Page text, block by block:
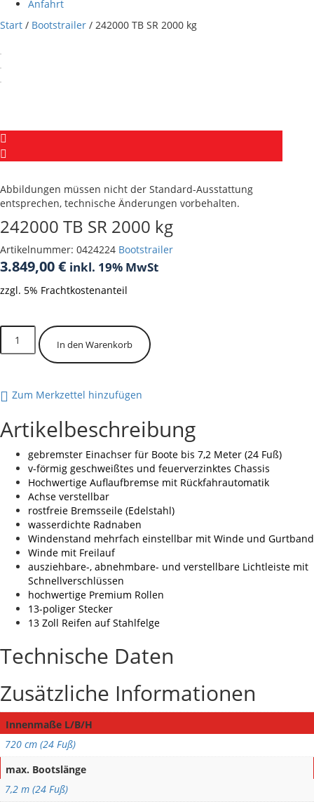
Anfahrt
Start / Bootstrailer / 242000 TB SR 2000 kg
Abbildungen müssen nicht der Standard-Ausstattung
entsprechen, technische Änderungen vorbehalten.
242000 TB SR 2000 kg
Artikelnummer: 0424224 Bootstrailer
3.849,00€ inkl. 19% MwSt
zzgl. 5% Frachtkostenanteil
242000
Menge
In den Warenkorb
Zum Merkzettel hinzufügen
Artikelbeschreibung
gebremster Einachser für Boote bis 7,2 Meter (24 Fuß)
v-förmig geschweißtes und feuerverzinktes Chassis
Hochwertige Auflaufbremse mit Rückfahrautomatik
Achse verstellbar
rostfreie Bremsseile (Edelstahl)
wasserdichte Radnaben
Windenstand mehrfach einstellbar mit Winde und Gurtband
Winde mit Freilauf
ausziehbare-, abnehmbare- und verstellbare Lichtleiste mit
Schnellverschlüssen
hochwertige Premium Rollen
13-poliger Stecker
13 Zoll Reifen auf Stahlfelge
Technische Daten
Zusätzliche Informationen
Innenmaße L/B/H
720 cm (24 Fuß)
max. Bootslänge
7,2 m (24 Fuß)